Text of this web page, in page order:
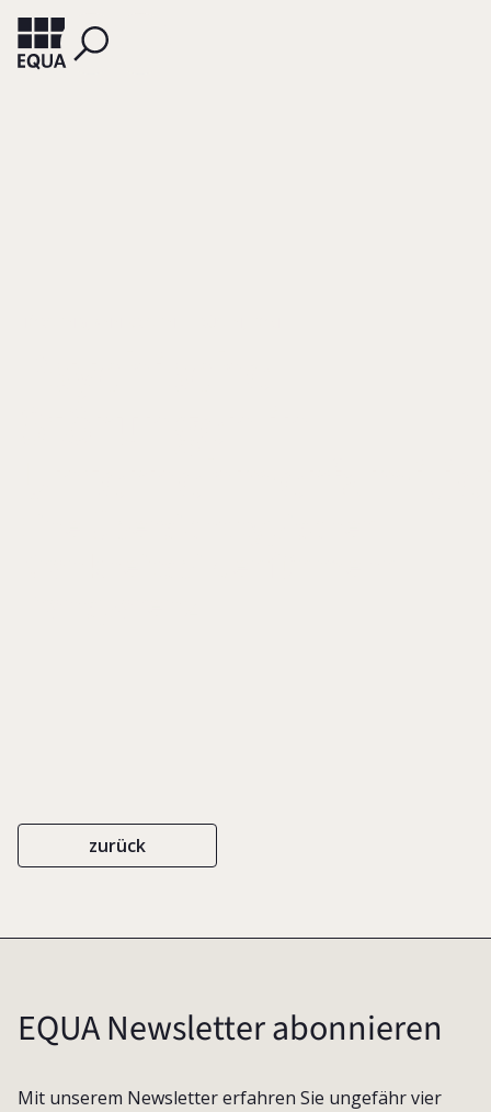
zurück
EQUA Newsletter abonnieren
Mit unserem Newsletter erfahren Sie ungefähr vier